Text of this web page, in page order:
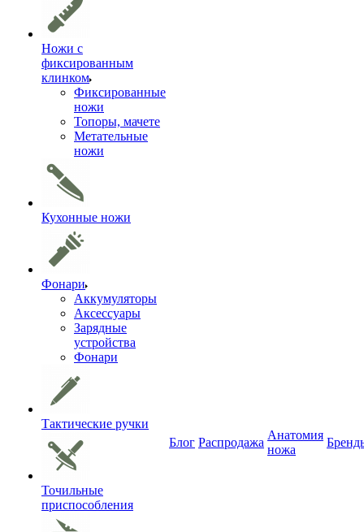
Ножи с
фиксированным
клинком
Фиксированные
ножи
Топоры, мачете
Метательные
ножи
Кухонные ножи
Фонари
Аккумуляторы
Аксессуары
Зарядные
устройства
Фонари
Тактические ручки
Точильные
приспособления
Блог Распродажа
Анатомия
ножа